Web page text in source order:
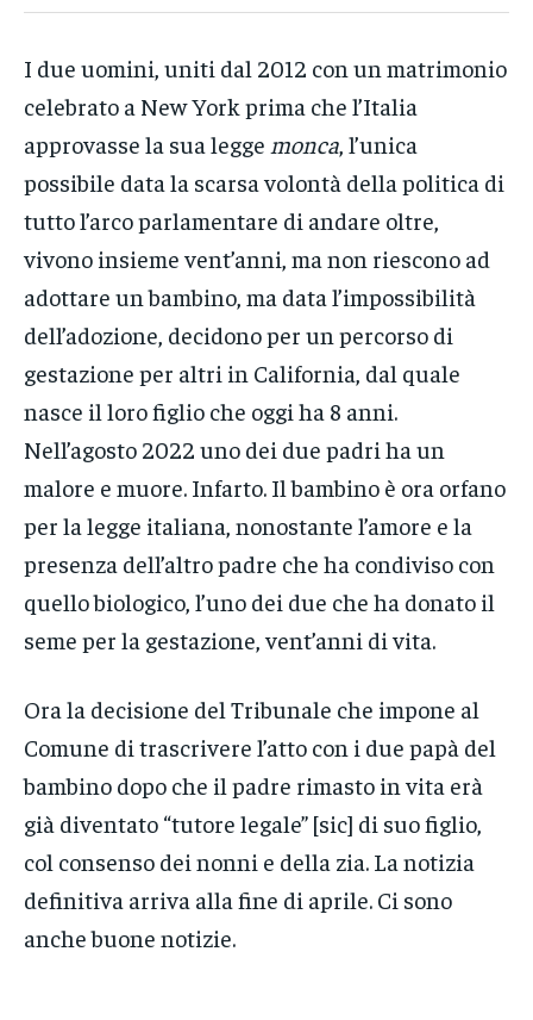
I due uomini, uniti dal 2012 con un matrimonio
celebrato a New York prima che l’Italia
approvasse la sua legge monca, l’unica
possibile data la scarsa volontà della politica di
tutto l’arco parlamentare di andare oltre,
vivono insieme vent’anni, ma non riescono ad
adottare un bambino, ma data l’impossibilità
dell’adozione, decidono per un percorso di
gestazione per altri in California, dal quale
nasce il loro figlio che oggi ha 8 anni.
Nell’agosto 2022 uno dei due padri ha un
malore e muore. Infarto. Il bambino è ora orfano
per la legge italiana, nonostante l’amore e la
presenza dell’altro padre che ha condiviso con
quello biologico, l’uno dei due che ha donato il
seme per la gestazione, vent’anni di vita.
Ora la decisione del Tribunale che impone al
Comune di trascrivere l’atto con i due papà del
bambino dopo che il padre rimasto in vita erà
già diventato “tutore legale” [sic] di suo figlio,
col consenso dei nonni e della zia. La notizia
definitiva arriva alla fine di aprile. Ci sono
anche buone notizie.